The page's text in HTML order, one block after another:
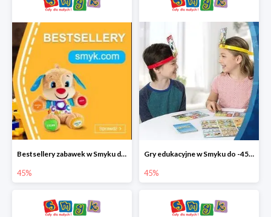
Bestsellery zabawek w Smyku do -45%
45%
Gry edukacyjne w Smyku do -45%
45%